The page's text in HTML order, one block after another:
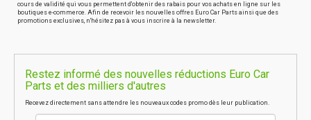
cours de validité qui vous permettent d'obtenir des rabais pour vos achats en ligne sur les
boutiques e-commerce. Afin de recevoir les nouvelles offres Euro Car Parts ainsi que des
promotions exclusives, n'hésitez pas à vous inscrire à la newsletter.
Restez informé des nouvelles réductions Euro Car
Parts et des milliers d'autres
Recevez directement sans attendre les nouveaux codes promo dès leur publication.